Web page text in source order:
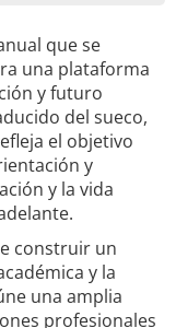
que se
una plataforma
y futuro
del sueco,
el objetivo
y
y la vida
construir un
y la
una amplia
profesionales